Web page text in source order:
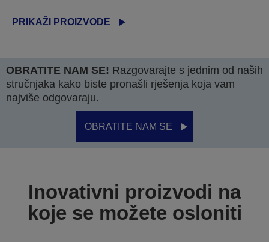
PRIKAŽI PROIZVODE
OBRATITE NAM SE! Razgovarajte s jednim od naših
stručnjaka kako biste pronašli rješenja koja vam
najviše odgovaraju.
OBRATITE NAM SE
Inovativni proizvodi na
koje se možete osloniti